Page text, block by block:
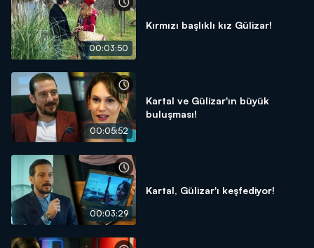
00:03:50
Kırmızı başlıklı kız Gülizar!
00:05:52
Kartal ve Gülizar'ın büyük
buluşması!
00:03:29
Kartal, Gülizar'ı keşfediyor!